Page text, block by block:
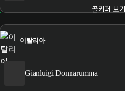
골키퍼 보기
이탈리아
Gianluigi Donnarumma